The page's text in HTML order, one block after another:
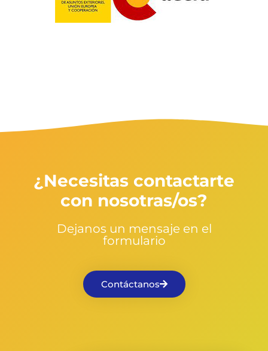
¿Necesitas contactarte
con nosotras/os?
Dejanos un mensaje en el
formulario
Contáctanos